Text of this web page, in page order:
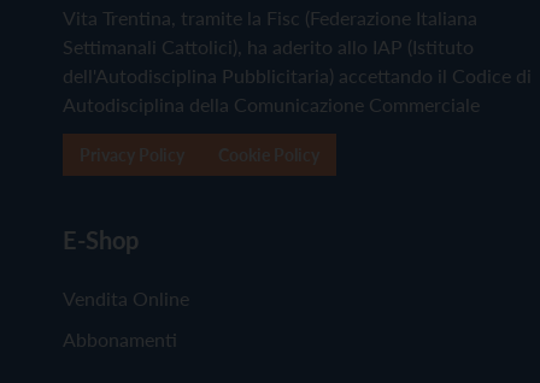
Vita Trentina, tramite la Fisc (Federazione Italiana
Settimanali Cattolici), ha aderito allo IAP (Istituto
dell'Autodisciplina Pubblicitaria) accettando il Codice di
Autodisciplina della Comunicazione Commerciale
E-Shop
Vendita Online
Abbonamenti